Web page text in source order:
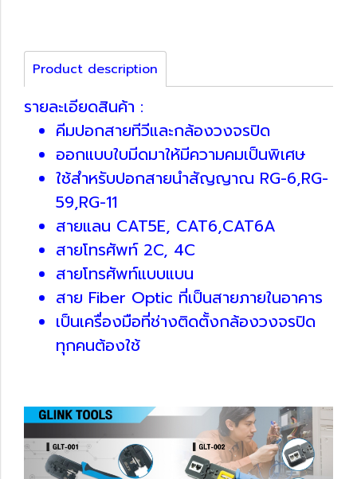
Product description
รายละเอียดสินค้า :
คีมปอกสายทีวีและกล้องวงจรปิด
ออกแบบใบมีดมาให้มีความคมเป็นพิเศษ
ใช้สำหรับปอกสายนำสัญญาณ RG-6,RG-
59,RG-11
สายแลน CAT5E, CAT6,CAT6A
สายโทรศัพท์ 2C, 4C
สายโทรศัพท์แบบแบน
สาย Fiber Optic ที่เป็นสายภายในอาคาร
เป็นเครื่องมือที่ช่างติดตั้งกล้องวงจรปิด
ทุกคนต้องใช้